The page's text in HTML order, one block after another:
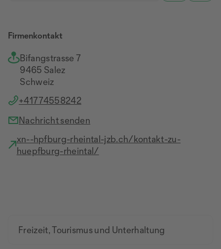
Firmenkontakt
Bifangstrasse 7
9465 Salez
Schweiz
+41774558242
Nachricht senden
xn--hpfburg-rheintal-jzb.ch/kontakt-zu-
huepfburg-rheintal/
Freizeit, Tourismus und Unterhaltung